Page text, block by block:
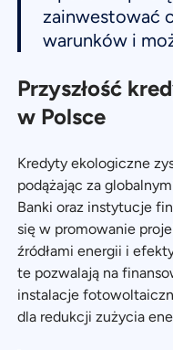
zainwestować
warunków i
Przyszłość
w Polsce
Kredyty ekologiczne
podążając za
Banki oraz instytucje
się w promowanie
źródłami energii i
te pozwalają na
instalacje
dla redukcji zużycia